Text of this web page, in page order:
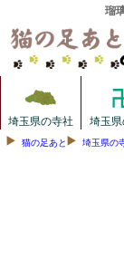
瑠
埼玉県の寺社 埼玉
猫の足あと 埼玉県の